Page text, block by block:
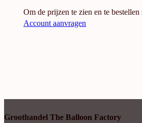
Om de prijzen te zien en te
Account aanvragen
Groothandel The Balloon Factory